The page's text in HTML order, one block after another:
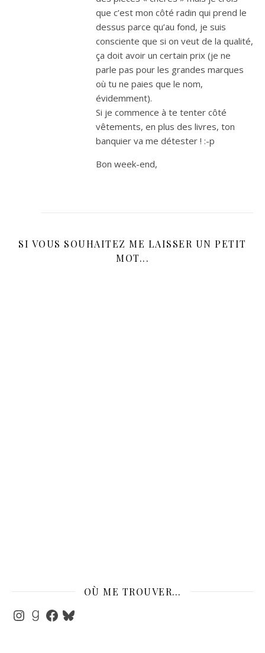
que c’est mon côté radin qui prend le
dessus parce qu’au fond, je suis
consciente que si on veut de la qualité,
ça doit avoir un certain prix (je ne
parle pas pour les grandes marques
où tu ne paies que le nom,
évidemment).
Si je commence à te tenter côté
vêtements, en plus des livres, ton
banquier va me détester ! :-p
Bon week-end,
SI VOUS SOUHAITEZ ME LAISSER UN PETIT
MOT...
OÙ ME TROUVER…
Instagram
Goodreads
Facebook
Bluesky